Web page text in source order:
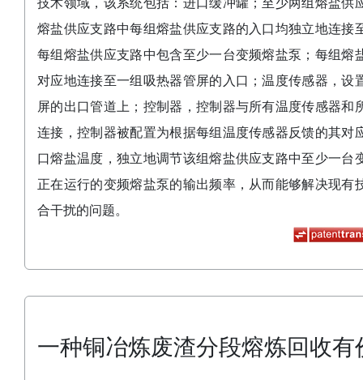
熔盐供应支路中每组熔盐供应支路的入口均独立地连接
每组熔盐供应支路中包含至少一台变频熔盐泵；每组熔
对应地连接至一组吸热器管屏的入口；温度传感器，设
屏的出口管道上；控制器，控制器与所有温度传感器和
连接，控制器被配置为根据每组温度传感器反馈的其对
口熔盐温度，独立地调节该组熔盐供应支路中至少一台
正在运行的变频熔盐泵的输出频率，从而能够解决现有
合干扰的问题。
一种铜冶炼废渣分段熔炼回收有